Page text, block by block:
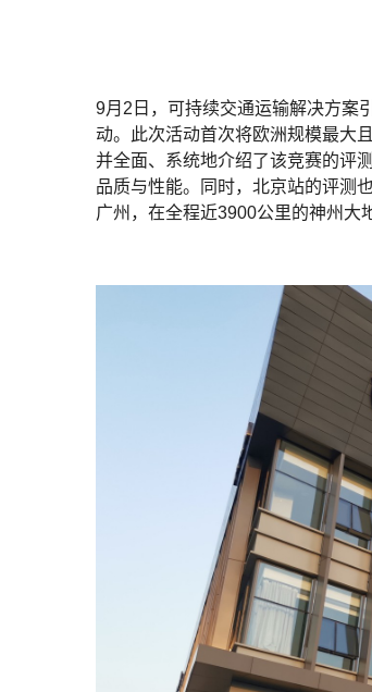
9月2日，可持续交通运输解决方案
动。此次活动首次将欧洲规模最大
并全面、系统地介绍了该竞赛的评
品质与性能。同时，北京站的评测
广州，在全程近3900公里的神州大